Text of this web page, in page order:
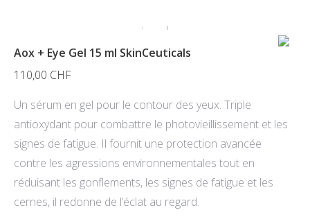
Aox + Eye Gel 15 ml SkinCeuticals
110,00 CHF
Un sérum en gel pour le contour des yeux. Triple
antioxydant pour combattre le photovieillissement et les
signes de fatigue. Il fournit une protection avancée
contre les agressions environnementales tout en
réduisant les gonflements, les signes de fatigue et les
cernes, il redonne de l’éclat au regard.